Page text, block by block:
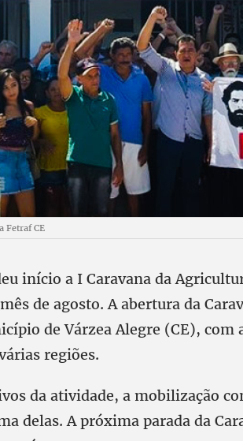
Fetraf CE
início a I Caravana da
de agosto. A abertura da
de Várzea Alegre (CE), com
regiões.
da atividade, a mobilização
delas. A próxima parada da